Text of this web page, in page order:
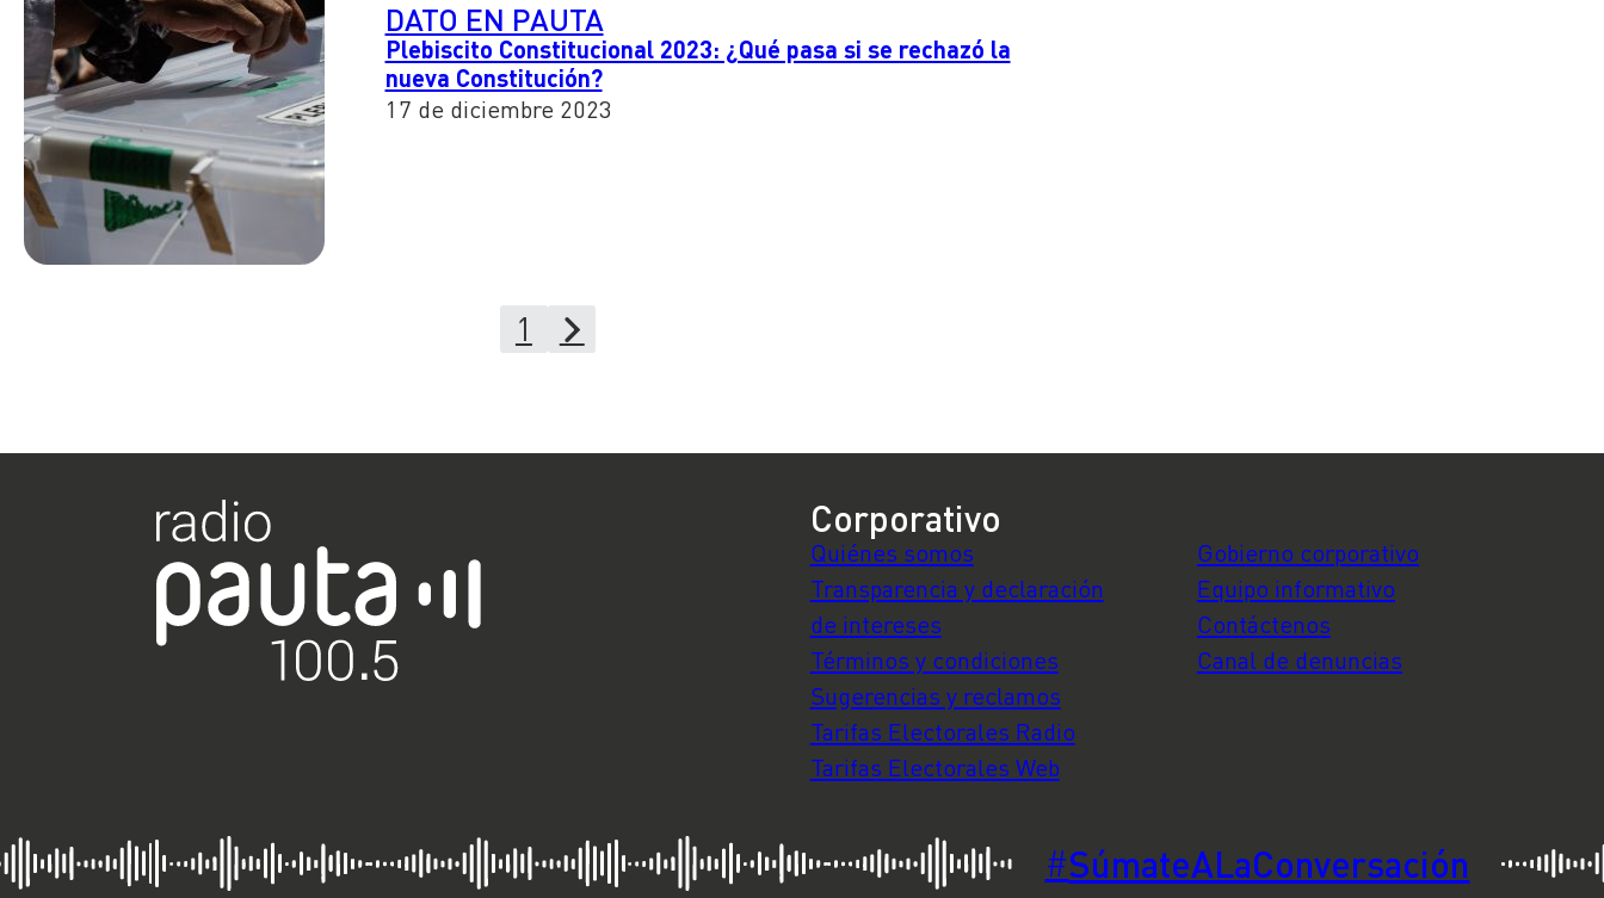
DATO EN PAUTA
Plebiscito Constitucional 2023: ¿Qué pasa si se rechazó la
nueva Constitución?
17 de diciembre 2023
1
Corporativo
Quiénes somos
Transparencia y declaración
de intereses
Términos y condiciones
Sugerencias y reclamos
Tarifas Electorales Radio
Tarifas Electorales Web
Gobierno corporativo
Equipo informativo
Contáctenos
Canal de denuncias
#SúmateALaConversación